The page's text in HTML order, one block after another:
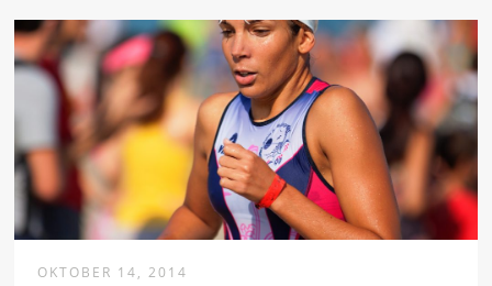
OKTOBER 14, 2014